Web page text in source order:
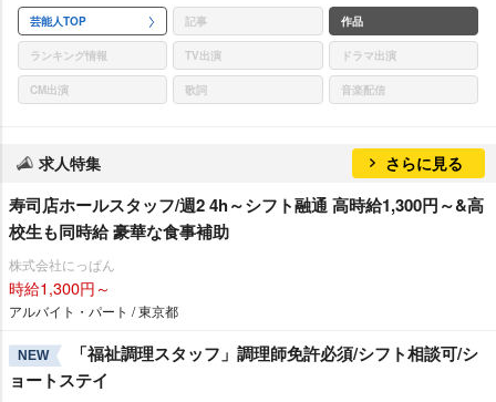
芸能人TOP 記事 作品
ランキング情報 TV出演 ドラマ出演
CM出演 歌詞 音楽配信
求人特集 さらに見る
寿司店ホールスタッフ/週2 4h～シフト融通 高時給1,300円～&高
校生も同時給 豪華な食事補助
株式会社にっぱん
時給1,300円～
アルバイト・パート / 東京都
NEW
「福祉調理スタッフ」調理師免許必須/シフト相談可/シ
ョートステイ